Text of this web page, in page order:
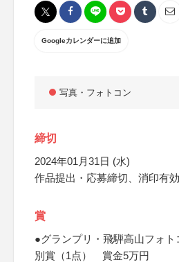
Googleカレンダーに追加
写真・フォトコン
締切
2024年01月31日 (水)
作品提出・応募締切、消印有効
賞
●グランプリ・飛騨高山フォ
別賞（1点） 賞金5万円